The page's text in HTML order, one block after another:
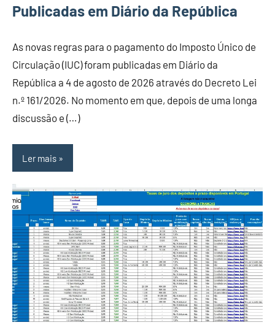
Publicadas em Diário da República
As novas regras para o pagamento do Imposto Único de
Circulação (IUC) foram publicadas em Diário da
República a 4 de agosto de 2026 através do Decreto Lei
n.º 161/2026. No momento em que, depois de uma longa
discussão e (…)
Ler mais